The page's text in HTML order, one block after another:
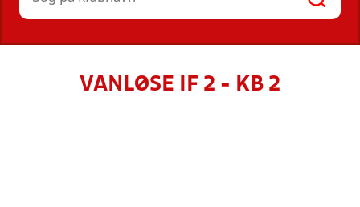
VANLØSE IF 2 - KB 2